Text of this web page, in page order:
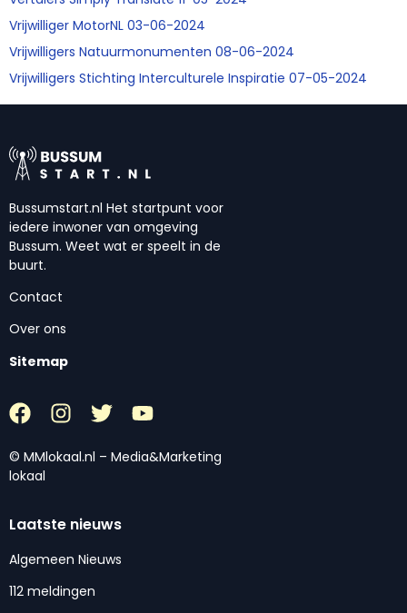
Vrijwilliger MotorNL 03-06-2024
Vrijwilligers Natuurmonumenten 08-06-2024
Vrijwilligers Stichting Interculturele Inspiratie 07-05-2024
Bussumstart.nl Het startpunt voor
iedere inwoner van omgeving
Bussum. Weet wat er speelt in de
buurt.
Contact
Over ons
Sitemap
© MMlokaal.nl – Media&Marketing
lokaal
Laatste nieuws
Algemeen Nieuws
112 meldingen